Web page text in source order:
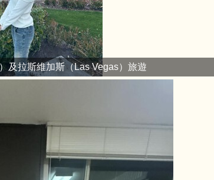
及拉斯維加斯（Las Vegas）旅遊